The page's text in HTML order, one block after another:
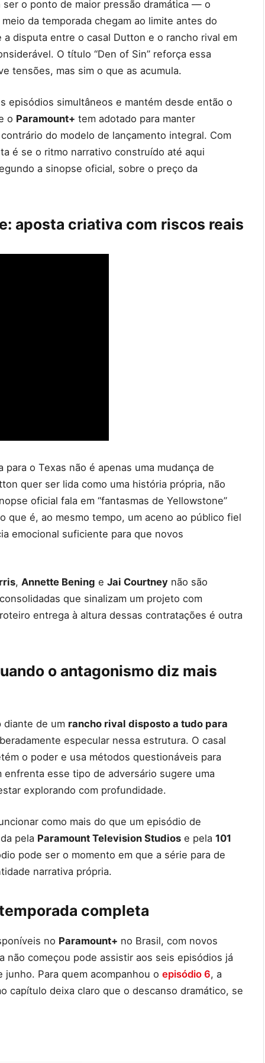
o ponto de maior pressão dramática — o
da temporada chegam ao limite antes do
a disputa entre o casal Dutton e o rancho rival em
O título “Den of Sin” reforça essa
tensões, mas sim o que as acumula.
episódios simultâneos e mantém desde então o
o Paramount+ tem adotado para manter
do modelo de lançamento integral. Com
é se o ritmo narrativo construído até aqui
a sinopse oficial, sobre o preço da
aposta criativa com riscos reais
o Texas não é apenas uma mudança de
quer ser lida como uma história própria, não
oficial fala em “fantasmas de Yellowstone”
é, ao mesmo tempo, um aceno ao público fiel
emocional suficiente para que novos
, Annette Bening e Jai Courtney não são
que sinalizam um projeto com
entrega à altura dessas contratações é outra
o antagonismo diz mais
diante de um rancho rival disposto a tudo para
especular nessa estrutura. O casal
o poder e usa métodos questionáveis para
esse tipo de adversário sugere uma
explorando com profundidade.
como mais do que um episódio de
pela Paramount Television Studios e pela 101
pode ser o momento em que a série para de
narrativa própria.
completa
no Paramount+ no Brasil, com novos
começou pode assistir aos seis episódios já
Para quem acompanhou o episódio 6, a
capítulo deixa claro que o descanso dramático, se